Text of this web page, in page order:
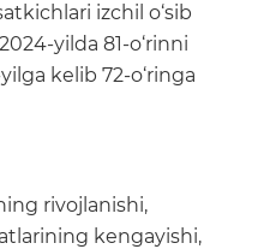
izchil o‘sib
yilda 81-o‘rinni
kelib 72-o‘ringa
rivojlanishi,
kengayishi,